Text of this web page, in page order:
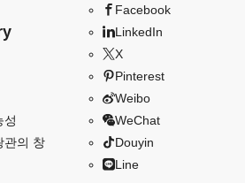
성
관의 창
Facebook
LinkedIn
X
Pinterest
Weibo
WeChat
Douyin
Line